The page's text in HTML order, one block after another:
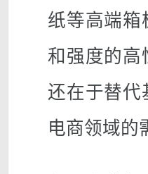
纸等高端箱
和强度的高
还在于替代
电商领域的